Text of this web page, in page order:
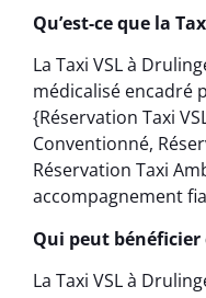
Qu’est-ce que la
La Taxi VSL à
médicalisé encadré
{Réservation Taxi
Conventionné,
Réservation Taxi
accompagnement
Qui peut bénéficier
La Taxi VSL à